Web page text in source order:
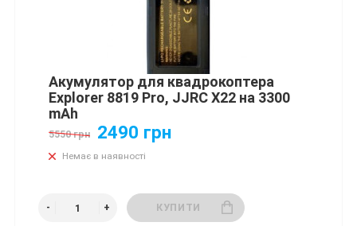
Aкумулятор для квадрокоптера
Explorer 8819 Pro, JJRC X22 на 3300
mAh
5550 грн 2490 грн
Немає в наявності
КУПИТИ